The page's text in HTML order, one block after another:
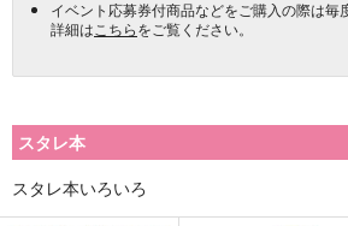
イベント応募券付商品などをご購入の際は毎
詳細は こちらをご覧ください。
スタレ本
スタレ本いろいろ